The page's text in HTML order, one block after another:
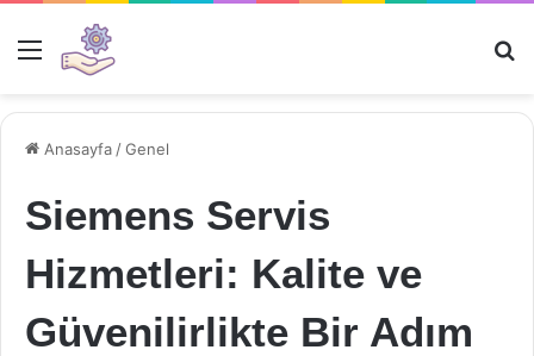
Menü
Anasayfa /Genel
Siemens Servis
Hizmetleri: Kalite ve
Güvenilirlikte Bir Adım